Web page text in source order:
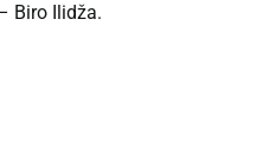
Biro Ilidža.